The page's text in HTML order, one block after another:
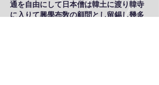
通を自由にして日本僧は韓土に渡り韓寺
に入りて興學布敎の顧問とし留錫し幾多